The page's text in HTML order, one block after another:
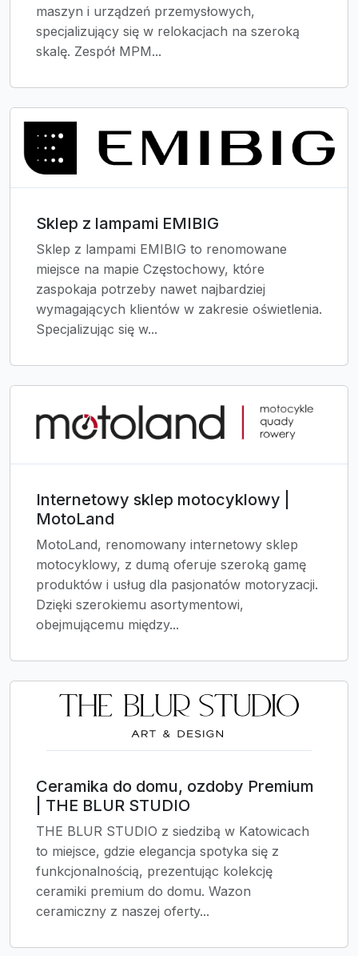
maszyn i urządzeń przemysłowych,
specjalizujący się w relokacjach na szeroką
skalę. Zespół MPM...
Sklep z lampami EMIBIG
Sklep z lampami EMIBIG to renomowane
miejsce na mapie Częstochowy, które
zaspokaja potrzeby nawet najbardziej
wymagających klientów w zakresie oświetlenia.
Specjalizując się w...
Internetowy sklep motocyklowy |
MotoLand
MotoLand, renomowany internetowy sklep
motocyklowy, z dumą oferuje szeroką gamę
produktów i usług dla pasjonatów motoryzacji.
Dzięki szerokiemu asortymentowi,
obejmującemu między...
Ceramika do domu, ozdoby Premium
| THE BLUR STUDIO
THE BLUR STUDIO z siedzibą w Katowicach
to miejsce, gdzie elegancja spotyka się z
funkcjonalnością, prezentując kolekcję
ceramiki premium do domu. Wazon
ceramiczny z naszej oferty...